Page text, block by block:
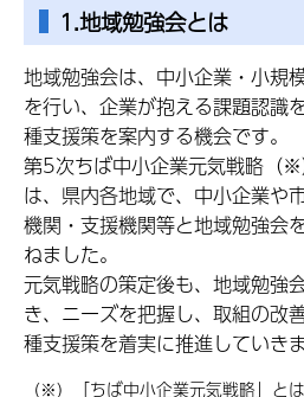
1.地域勉強会とは
地域勉強会は、中小企業・小規
を行い、企業が抱える課題認識
種支援策を案内する機会です。
第5次ちば中小企業元気戦略（
は、県内各地域で、中小企業や
機関・支援機関等と地域勉強会
ねました。
元気戦略の策定後も、地域勉強
き、ニーズを把握し、取組の改
種支援策を着実に推進していきま
（※）「ちば中小企業元気戦略」とは